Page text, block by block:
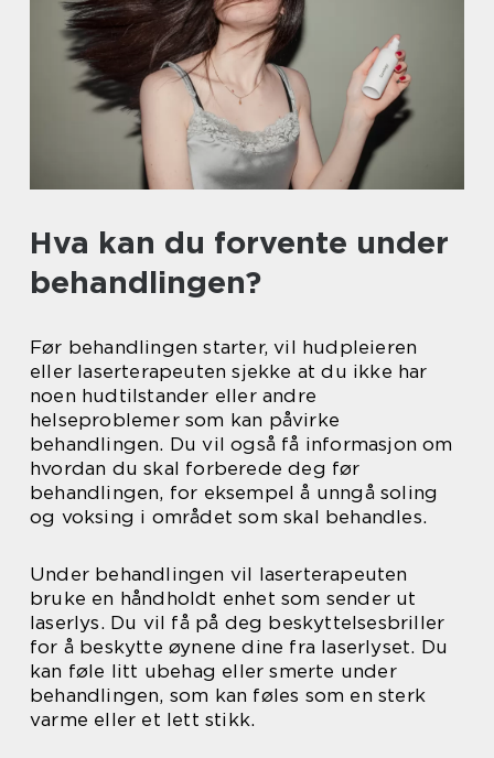
Hva kan du forvente under
behandlingen?
Før behandlingen starter, vil hudpleieren
eller laserterapeuten sjekke at du ikke har
noen hudtilstander eller andre
helseproblemer som kan påvirke
behandlingen. Du vil også få informasjon om
hvordan du skal forberede deg før
behandlingen, for eksempel å unngå soling
og voksing i området som skal behandles.
Under behandlingen vil laserterapeuten
bruke en håndholdt enhet som sender ut
laserlys. Du vil få på deg beskyttelsesbriller
for å beskytte øynene dine fra laserlyset. Du
kan føle litt ubehag eller smerte under
behandlingen, som kan føles som en sterk
varme eller et lett stikk.